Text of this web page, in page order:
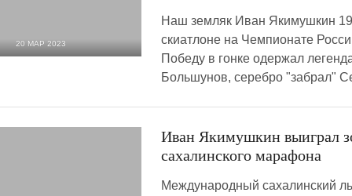
20 МАР 2023
Наш земляк Иван Якимушкин
скиатлоне на Чемпионате
Победу в гонке одержал
Большунов, серебро "забрал"
Иван Якимушкин выиграл
сахалинского марафона
Международный сахалинский